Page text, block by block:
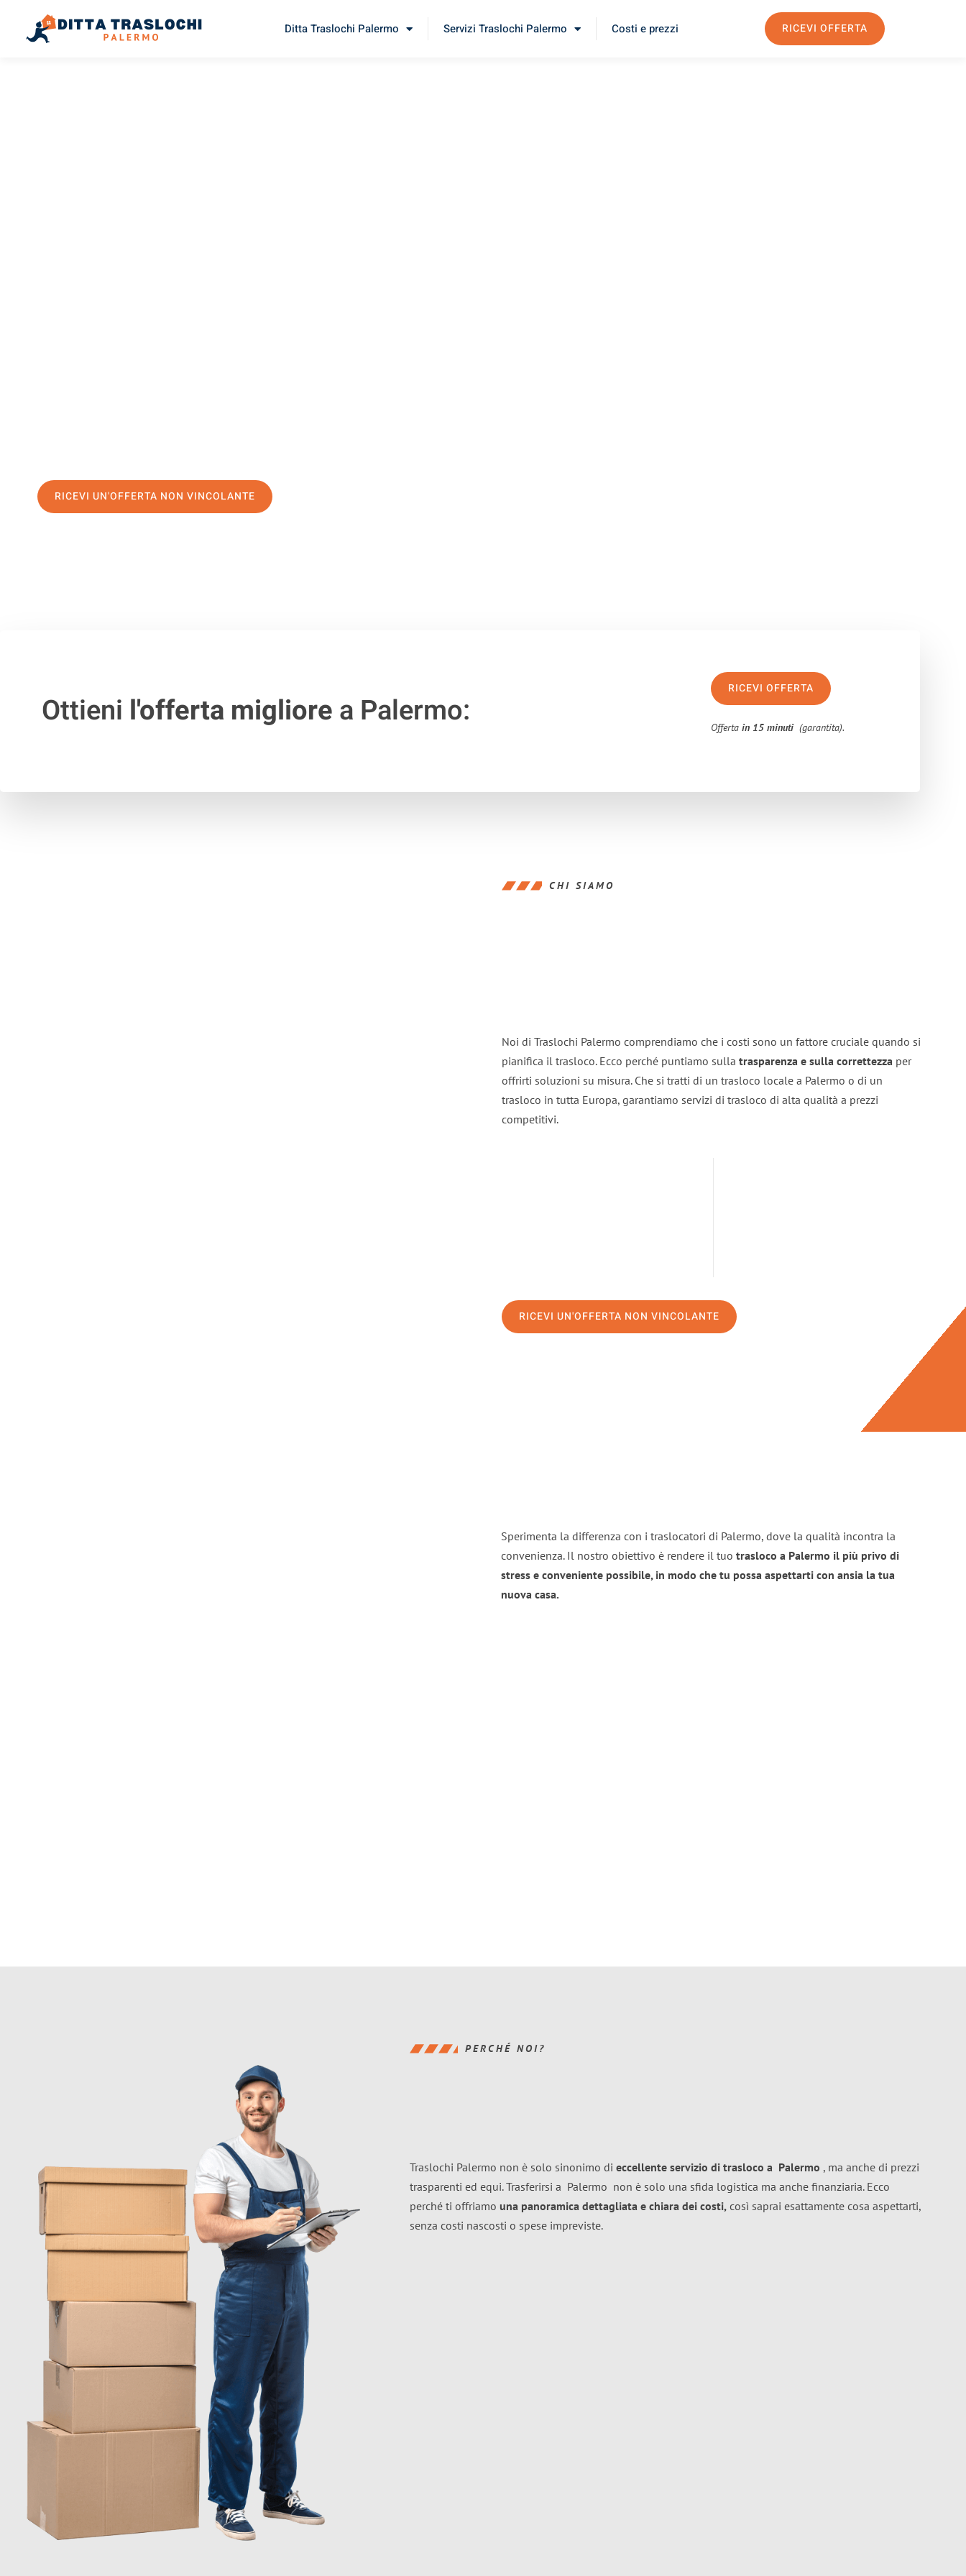
Ditta Traslochi Palermo Servizi Traslochi Palermo Costi e prezzi RICEVI OFFERTA
RICEVI UN'OFFERTA NON VINCOLANTE
Ottieni l'offerta migliorea Palermo:
RICEVI OFFERTA
Offertain 15 minuti (garantita).
CHI SIAMO
Noi di Traslochi Palermo comprendiamo che i costi sono un fattore cruciale quando si
pianifica il trasloco. Ecco perché puntiamo sulla trasparenza e sulla correttezza per
offrirti soluzioni su misura. Che si tratti di un trasloco locale a Palermo o di un
trasloco in tutta Europa, garantiamo servizi di trasloco di alta qualità a prezzi
competitivi.
RICEVI UN'OFFERTA NON VINCOLANTE
Sperimenta la differenza con i traslocatori di Palermo, dove la qualità incontra la
convenienza. Il nostro obiettivo è rendere il tuo trasloco a Palermo il più privo di
stress e conveniente possibile, in modo che tu possa aspettarti con ansia la tua
nuova casa.
PERCHÉ NOI?
Traslochi Palermo non è solo sinonimo di eccellente servizio di trasloco a Palermo , ma anche di prezzi
trasparenti ed equi. Trasferirsi a Palermo non è solo una sfida logistica ma anche finanziaria. Ecco
perché ti offriamo una panoramica dettagliata e chiara dei costi, così saprai esattamente cosa aspettarti,
senza costi nascosti o spese impreviste.